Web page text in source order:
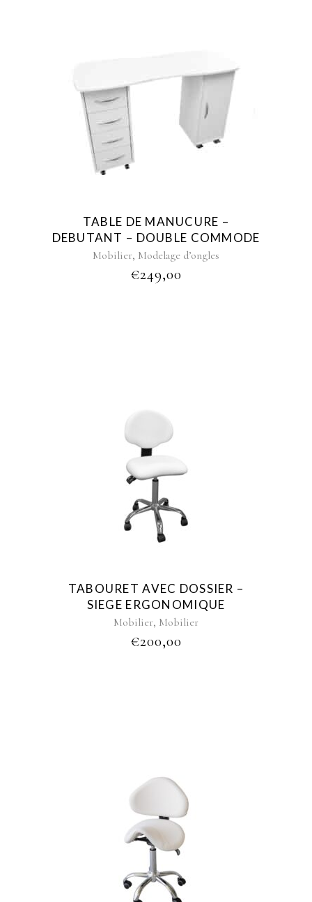
TABLE DE MANUCURE –
DEBUTANT – DOUBLE COMMODE
Mobilier, Modelage d’ongles
€249,00
TABOURET AVEC DOSSIER –
SIEGE ERGONOMIQUE
Mobilier, Mobilier
€200,00